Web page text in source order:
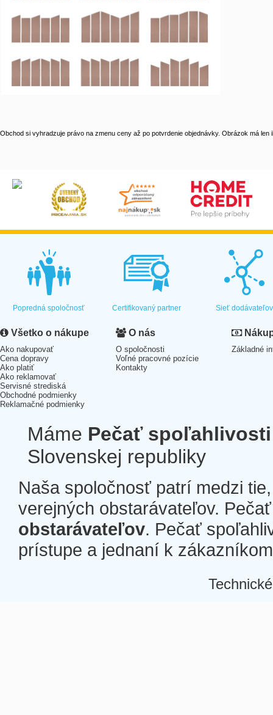
Obchod si vyhradzuje právo na zmenu ceny až po potvrdenie objednávky. Obrázok má len
Popredná spoločnosť Certifikovaný partner Sieť dodávateľov
Všetko o nákupe
Ako nakupovať
Cena dopravy
Ako platiť
Ako reklamovať
Servisné strediská
Obchodné podmienky
Reklamačné podmienky
O nás
O spoločnosti
Voľné pracovné pozície
Kontakty
Základné
Máme Pečať spoľahlivosti
Slovenskej republiky
Naša spoločnosť patrí medzi
verejných obstarávateľov.
obstarávateľov. Pečať
prístupe a jednaní k